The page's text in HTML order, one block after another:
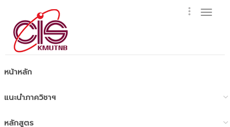
หน้าหลัก
แนะนำภาควิชาฯ
หลักสูตร